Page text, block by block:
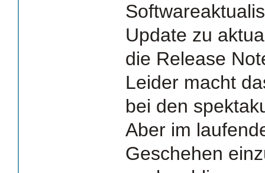
Update zu
die Release
Leider macht
bei den
Aber im
Geschehen